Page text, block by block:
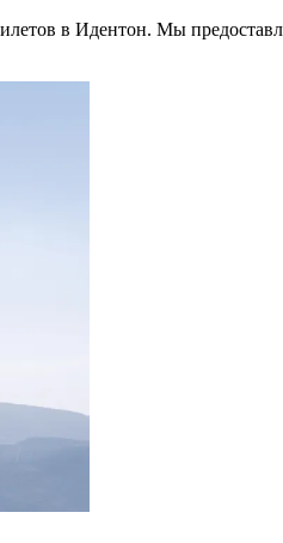
в Идентон. Мы